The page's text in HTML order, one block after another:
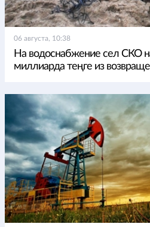
06 августа, 10:38
На водоснабжение сел СКО
миллиарда теңге из